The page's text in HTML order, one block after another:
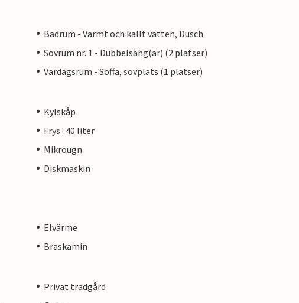
Badrum - Varmt och kallt vatten, Dusch
Sovrum nr. 1 - Dubbelsäng(ar) (2 platser)
Vardagsrum - Soffa, sovplats (1 platser)
Kylskåp
Frys : 40 liter
Mikrougn
Diskmaskin
Elvärme
Braskamin
Privat trädgård